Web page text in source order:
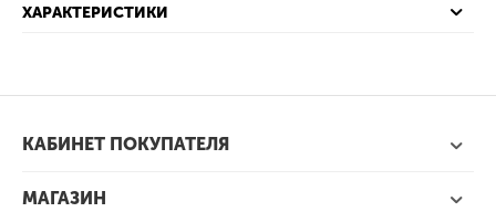
ХАРАКТЕРИСТИКИ
КАБИНЕТ ПОКУПАТЕЛЯ
МАГАЗИН